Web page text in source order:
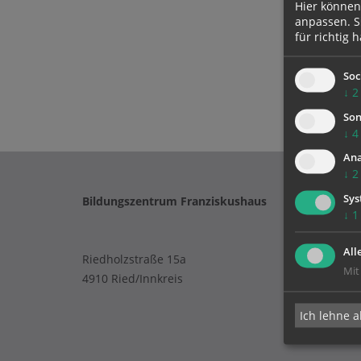
Bildungszentrum Franziskushaus
Riedholzstraße 15a
4910 Ried/Innkreis
Hier
anpassen.
für richtig
↓ 2
↓ 4
↓ 2
↓ 1
Mit
Ich lehne